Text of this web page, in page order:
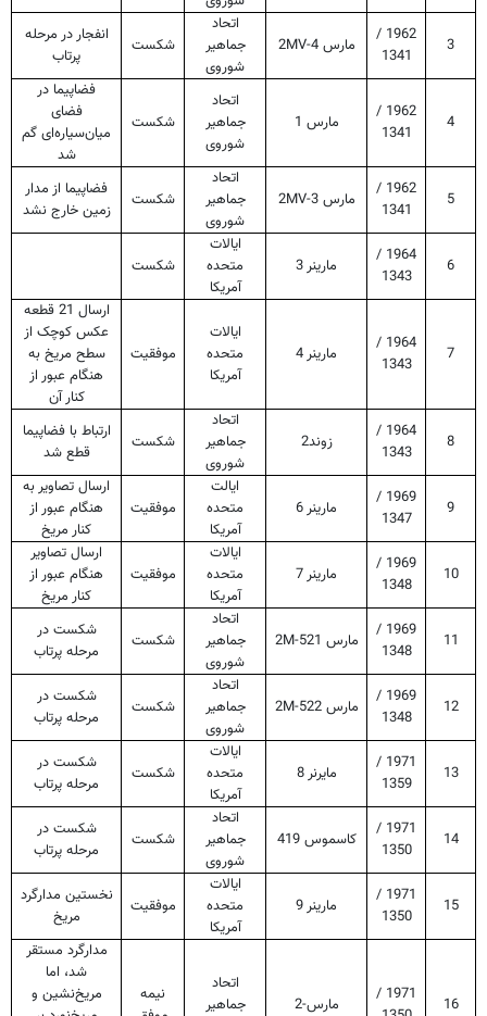
3
1962 /
1341
مارس2MV-4
اتحاد
جماهیر
شوروی
شکست
انفجار در مرحله
پرتاب
4
1962 /
1341
مارس 1
اتحاد
جماهیر
شوروی
شکست
فضاپیما در
فضای
میان‌سیاره‌ای گم
شد
5
1962 /
1341
مارس2MV-3
اتحاد
جماهیر
شوروی
شکست
فضاپیما از مدار
زمین خارج نشد
6
1964 /
1343
مارینر 3
ایالات
متحده
آمریکا
شکست
7
1964 /
1343
مارینر 4
ایالات
متحده
آمریکا
موفقیت
ارسال 21 قطعه
عکس کوچک از
سطح مریخ به
هنگام عبور از
کنار آن
8
1964 /
1343
زوند2
اتحاد
جماهیر
شوروی
شکست
ارتباط با فضاپیما
قطع شد
9
1969 /
1347
مارینر 6
ایالت
متحده
آمریکا
موفقیت
ارسال تصاویر به
هنگام عبور از
کنار مریخ
10
1969 /
1348
مارینر 7
ایالات
متحده
آمریکا
موفقیت
ارسال تصاویر
هنگام عبور از
کنار مریخ
11
1969 /
1348
مارس 2M-521
اتحاد
جماهیر
شوروی
شکست
شکست در
مرحله پرتاب
12
1969 /
1348
مارس2M-522
اتحاد
جماهیر
شوروی
شکست
شکست در
مرحله پرتاب
13
1971 /
1359
مایرنر 8
ایالات
متحده
آمریکا
شکست
شکست در
مرحله پرتاب
14
1971 /
1350
کاسموس 419
اتحاد
جماهیر
شوروی
شکست
شکست در
مرحله پرتاب
15
1971 /
1350
مارینر 9
ایالات
متحده
آمریکا
موفقیت
نخستین مدارگرد
مریخ
16
1971 /
مارس-2
اتحاد
جماهیر
نیمه
مدارگرد مستقر
شد، اما
مریخ‌نشین و